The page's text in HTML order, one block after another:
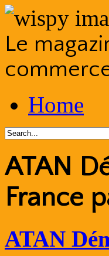
Le
to
contentHome
ATAN
France
ATAN